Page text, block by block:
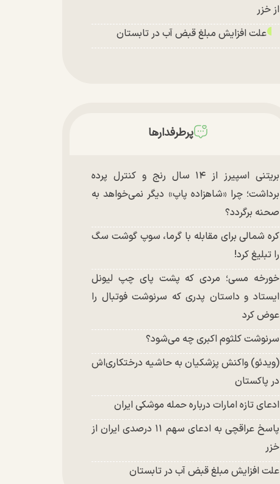
از خزر
علت افزایش مبلغ قبض آب در تابستان
پرطرفدارها
بریتنی اسپیرز از ۱۴ سال رنج و کنترل پرده
برداشت؛ چرا «شاهزاده پاپ» دیگر نمی‌خواهد به
صحنه برگردد؟
کره شمالی برای مقابله با گرما، سوپ گوشت سگ
را تبلیغ کرد!
خورخه مسی؛ مردی که پشت پای چپ لیونل
ایستاد و داستان پدری که سرنوشت فوتبال را
عوض کرد
سرنوشت کلثوم اکبری چه می‌شود؟
(ویدئو) واکنش پزشکیان به حاشیه درختکاری‌اش
در پاکستان
ادعای تازه امارات درباره حمله موشکی ایران
پاسخ عراقچی به ادعای سهم ۱۱ درصدی ایران از
خزر
علت افزایش مبلغ قبض آب در تابستان